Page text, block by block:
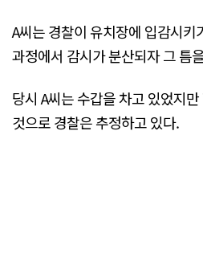
A씨는 경찰이 유치장에 입감시
과정에서 감시가 분산되자 그 틈
당시 A씨는 수갑을 차고 있었지
것으로 경찰은 추정하고 있다.